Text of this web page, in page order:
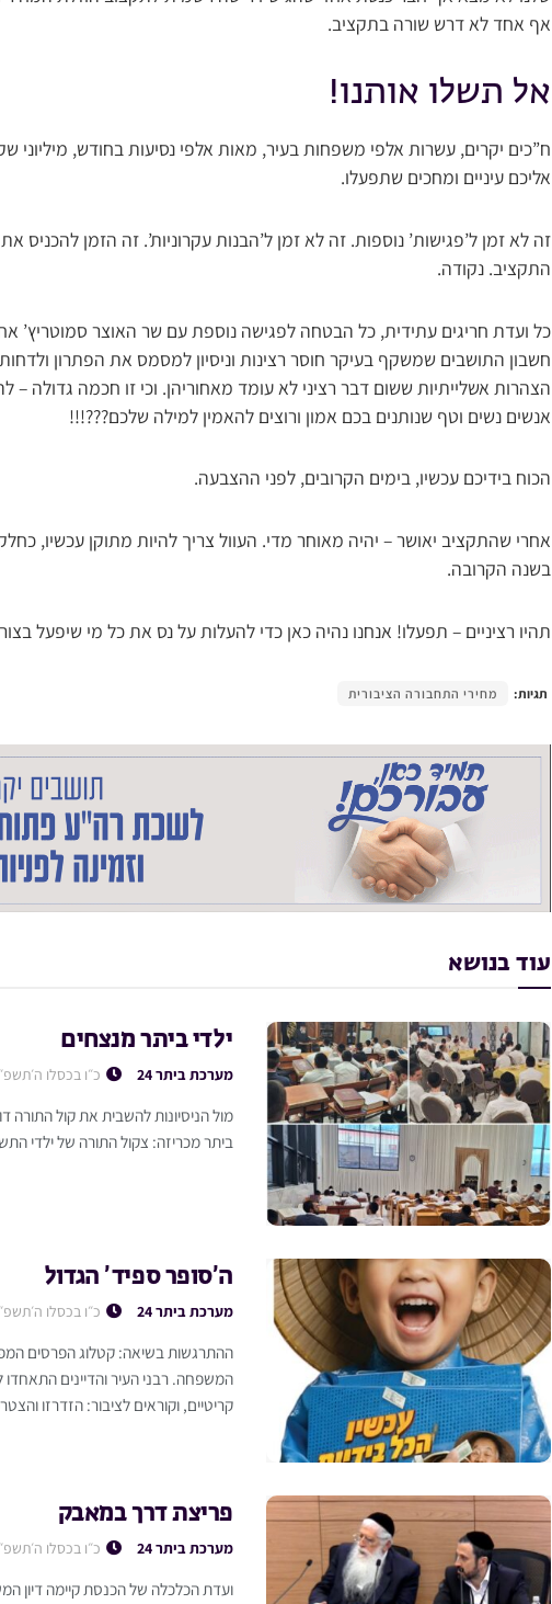
אף אחד לא דרש שורה בתקציב.
אל תשלו אותנו!
ח”כים יקרים, עשרות אלפי משפחות בעיר, מאות אלפי נסיעות בחודש, מיליוני
אליכם עיניים ומחכים שתפעלו.
זה לא זמן ל’פגישות’ נוספות. זה לא זמן ל’הבנות עקרוניות’. זה הזמן
התקציב. נקודה.
כל ועדת חריגים עתידית, כל הבטחה לפגישה נוספת עם שר האוצר סמוטריץ’
חשבון התושבים שמשקף בעיקר חוסר רצינות וניסיון למסמס את הפתרון
הצהרות אשלייתיות ששום דבר רציני לא עומד מאחוריהן. וכי זו חכמה גדולה
אנשים נשים וטף שנותנים בכם אמון ורוצים להאמין למילה שלכם???!!!
הכוח בידיכם עכשיו, בימים הקרובים, לפני ההצבעה.
אחרי שהתקציב יאושר – יהיה מאוחר מדי. העוול צריך להיות מתוקן עכשיו,
בשנה הקרובה.
תהיו רציניים – תפעלו! אנחנו נהיה כאן כדי להעלות על נס את כל מי שיפעל
תגיות: מחירי התחבורה הציבורית
עוד בנושא
ילדי ביתר מנצחים
מערכת ביתר 24 כ״ו בכסלו
מול הניסיונות להשבית את קול התורה
ביתר מכריזה: צקול התורה של ילדי
ה’סופר ספיד’ הגדול
מערכת ביתר 24 כ״ו בכסלו
ההתרגשות בשיאה: קטלוג הפרסים
המשפחה. רבני העיר והדיינים
קריטיים, וקוראים לציבור: הזדרזו
פריצת דרך במאבק
מערכת ביתר 24 כ״ו בכסלו
ועדת הכלכלה של הכנסת קיימה דיון